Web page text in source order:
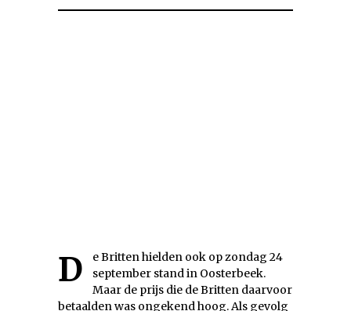
De Britten hielden ook op zondag 24
september stand in Oosterbeek.
Maar de prijs die de Britten daarvoor
betaalden was ongekend hoog. Als gevolg